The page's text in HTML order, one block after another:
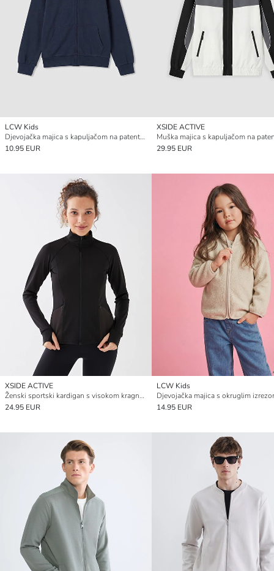
LCW Kids
Djevojačka majica s kapuljačom na patentni zatvarač
10.95 EUR
XSIDE ACTIVE
29.95 EUR
XSIDE ACTIVE
Ženski sportski kardigan s visokom kragnom
24.95 EUR
LCW Kids
14.95 EUR